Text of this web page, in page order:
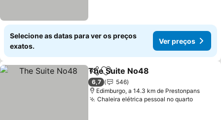
Selecione as datas para ver os preços
exatos.
Ver preços
PartilharAdicionar aos favoritos
The Suite No48
6,7
546
Edimburgo, a 14.3 km de Prestonpans
Chaleira elétrica pessoal no quartoVer